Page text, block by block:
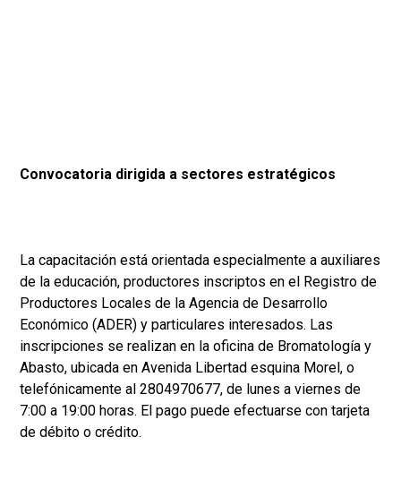
Convocatoria dirigida a sectores estratégicos
La capacitación está orientada especialmente a auxiliares
de la educación, productores inscriptos en el Registro de
Productores Locales de la Agencia de Desarrollo
Económico (ADER) y particulares interesados. Las
inscripciones se realizan en la oficina de Bromatología y
Abasto, ubicada en Avenida Libertad esquina Morel, o
telefónicamente al 2804970677, de lunes a viernes de
7:00 a 19:00 horas. El pago puede efectuarse con tarjeta
de débito o crédito.